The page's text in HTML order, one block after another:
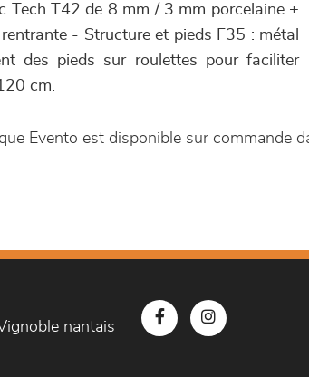
Tech T42 de 8 mm / 3 mm porcelaine +
- Structure et pieds F35 : métal
des pieds sur roulettes pour faciliter
cm.
Evento est disponible sur commande
nantais